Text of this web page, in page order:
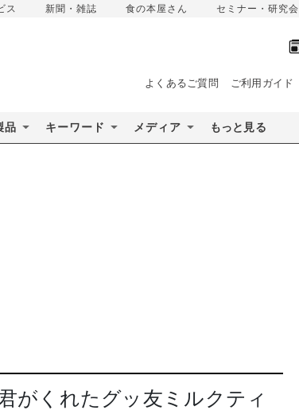
ス 新聞・雑誌 食の本屋さん セミナー・研究会
よくあるご質問 ご利用ガイド
品 キーワード メディア もっと見る
がくれたグッ友ミルクティ